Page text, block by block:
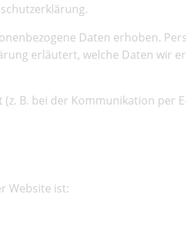
Daten erhoben.
erläutert, welche Daten wir
B. bei der Kommunikation per
Website ist: